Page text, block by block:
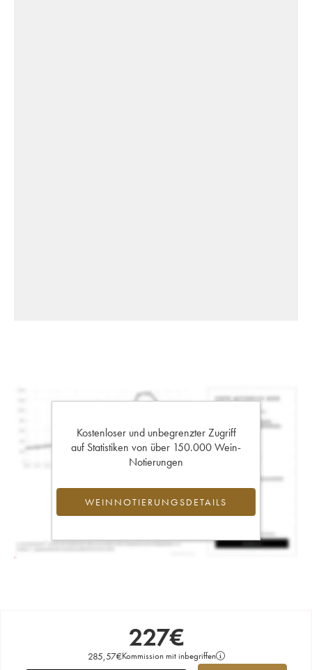
Kostenloser und unbegrenzter Zugriff
auf Statistiken von über 150.000 Wein-
Notierungen
WEINNOTIERUNGSDETAILS
227€
285,57€Kommission mit inbegriffen